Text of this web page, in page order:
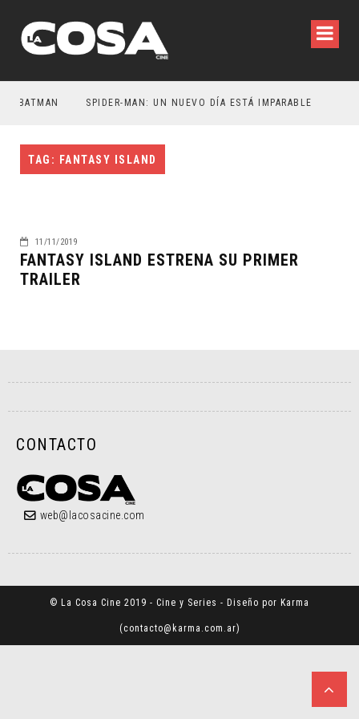
BATMAN SPIDER-MAN: UN NUEVO DÍA ESTÁ IMPARABLE
TAG: FANTASY ISLAND
11/11/2019
FANTASY ISLAND ESTRENA SU PRIMER
TRAILER
CONTACTO
web@lacosacine.com
© La Cosa Cine 2019 - Cine y Series - Diseño por Karma
(contacto@karma.com.ar)